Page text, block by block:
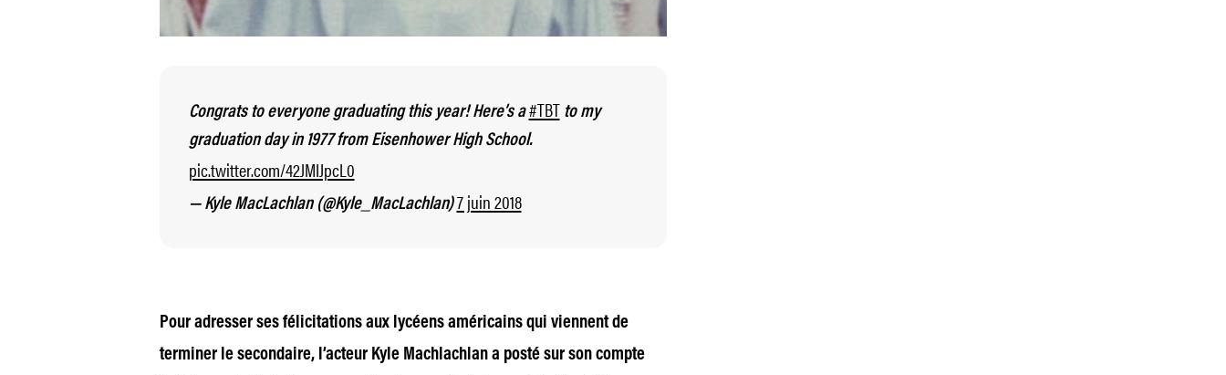
Congrats to everyone graduating this year! Here’s a#TBT to my
graduation day in 1977 from Eisenhower High School.
pic.twitter.com/42JMIJpcL0
— Kyle MacLachlan (@Kyle_MacLachlan)7 juin 2018
Pour adresser ses félicitations aux lycéens américains qui viennent de
terminer le secondaire, l’acteur Kyle Machlachlan a posté sur son compte